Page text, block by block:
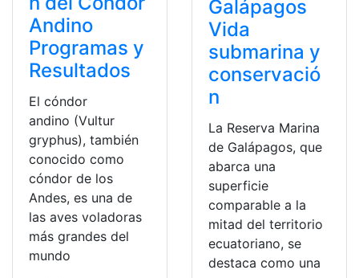
Andino
Programas y
Resultados
El cóndor
andino (Vultur
gryphus), también
conocido como
cóndor de los
Andes, es una de
las aves voladoras
más grandes del
mundo
Galápagos
Vida
submarina y
conservació
n
La Reserva Marina
de Galápagos, que
abarca una
superficie
comparable a la
mitad del territorio
ecuatoriano, se
destaca como una